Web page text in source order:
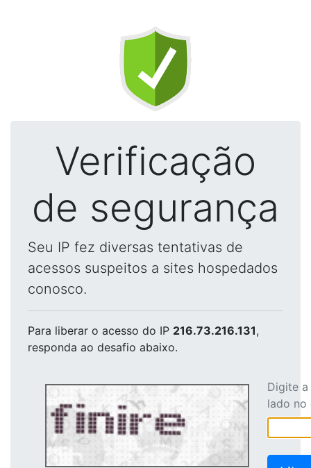
Verificação
de segurança
Seu IP fez diversas tentativas de
acessos suspeitos a sites hospedados
conosco.
Para liberar o acesso do IP 216.73.216.131,
responda ao desafio abaixo.
Digite
lado no